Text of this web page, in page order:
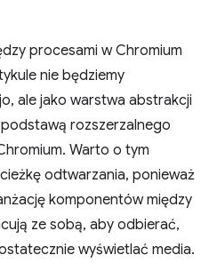
procesami w Chromium
nie będziemy
ale jako warstwa abstrakcji
rozszerzalnego
Warto o tym
odtwarzania, ponieważ
komponentów między
ze sobą, aby odbierać,
wyświetlać media.